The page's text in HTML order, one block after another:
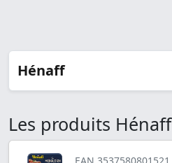
Hénaff
Les produits Hénaff